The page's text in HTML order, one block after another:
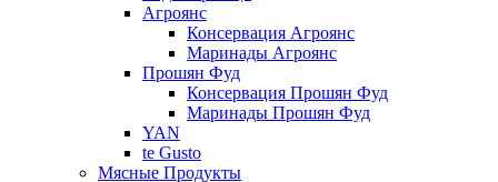
Агроянс
Консервация Агроянс
Маринады Агроянс
Прошян Фуд
Консервация Прошян Фуд
Маринады Прошян Фуд
YAN
te Gusto
Мясные Продукты